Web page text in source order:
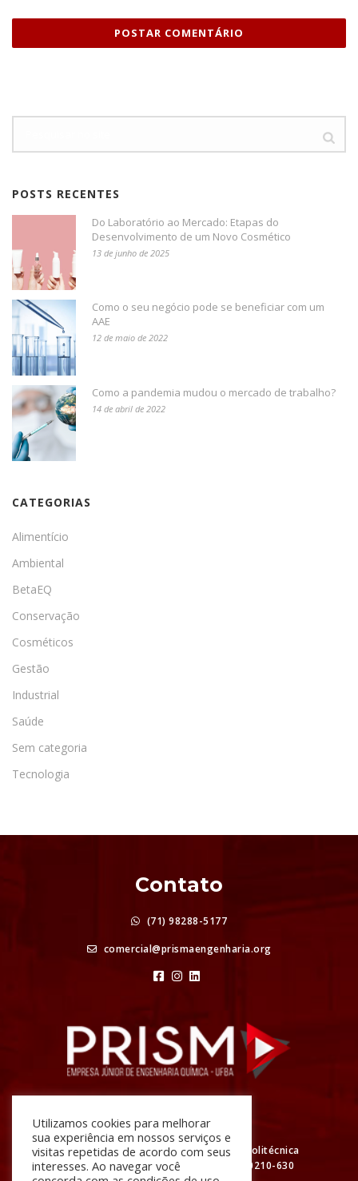
POSTS RECENTES
Do Laboratório ao Mercado: Etapas do
Desenvolvimento de um Novo Cosmético
13 de junho de 2025
Como o seu negócio pode se beneficiar com um
AAE
12 de maio de 2022
Como a pandemia mudou o mercado de trabalho?
14 de abril de 2022
CATEGORIAS
Alimentício
Ambiental
BetaEQ
Conservação
Cosméticos
Gestão
Industrial
Saúde
Sem categoria
Tecnologia
Contato
(71) 98288-5177
comercial@prismaengenharia.org
Atendimento
R. Prof. Aristídes Novis, Nº 2 Escola Politécnica
da UFBA - Federação, Salvador - BA, 40210-630
Utilizamos cookies para melhorar
sua experiência em nossos serviços e
visitas repetidas de acordo com seus
interesses. Ao navegar você